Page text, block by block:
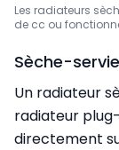
Les radiateurs
de cc ou
Sèche-
Un radiateur
radiateur
directement